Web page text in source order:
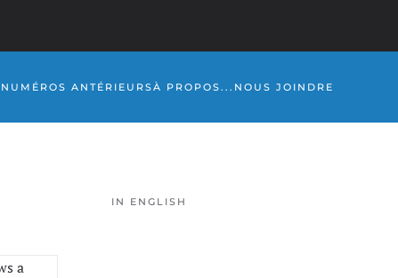
NUMÉROS ANTÉRIEURSÀ PROPOS... NOUS JOINDRE
IN ENGLISH